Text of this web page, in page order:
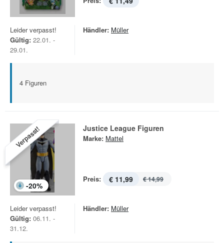
Leider verpasst!
Gültig: 22.01. -
29.01.
Händler: Müller
4 Figuren
Verpasst!
-20%
Justice League Figuren
Marke: Mattel
Preis: € 11,99 € 14,99
Leider verpasst!
Gültig: 06.11. -
31.12.
Händler: Müller